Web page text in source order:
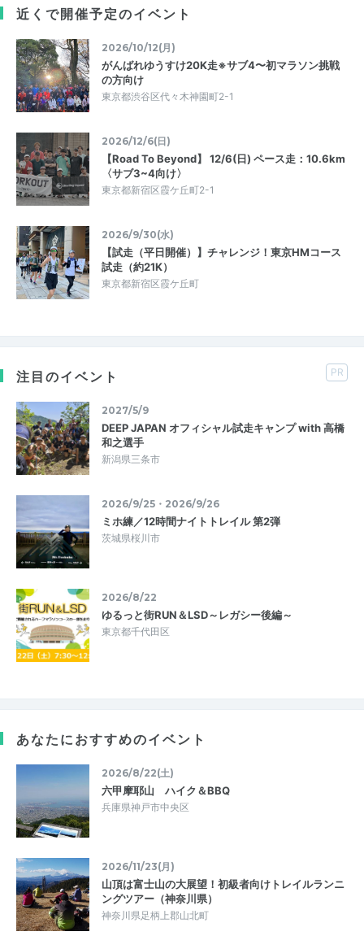
近くで開催予定のイベント
2026/10/12(月)
がんばれゆうすけ20K走※サブ4〜初マラソン挑戦
の方向け
東京都渋谷区代々木神園町2-1
2026/12/6(日)
【Road To Beyond】 12/6(日) ペース走：10.6km
〈サブ3~4向け〉
東京都新宿区霞ケ丘町2-1
2026/9/30(水)
【試走（平日開催）】チャレンジ！東京HMコース
試走（約21K）
東京都新宿区霞ケ丘町
注目のイベント PR
2027/5/9
DEEP JAPAN オフィシャル試走キャンプ with 高橋
和之選手
新潟県三条市
2026/9/25・2026/9/26
ミホ練／12時間ナイトトレイル 第2弾
茨城県桜川市
2026/8/22
ゆるっと街RUN＆LSD～レガシー後編～
東京都千代田区
あなたにおすすめのイベント
2026/8/22(土)
六甲摩耶山 ハイク＆BBQ
兵庫県神戸市中央区
2026/11/23(月)
山頂は富士山の大展望！初級者向けトレイルランニ
ングツアー（神奈川県）
神奈川県足柄上郡山北町